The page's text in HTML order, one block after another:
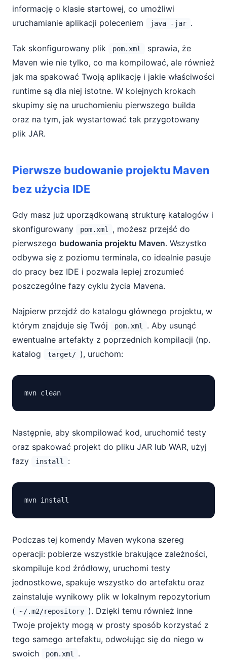
informację o klasie startowej, co umożliwi
uruchamianie aplikacji poleceniem
java -jar .
Tak skonfigurowany plik pom.xml
sprawia, że
Maven wie nie tylko, co ma kompilować, ale również
jak ma spakować Twoją aplikację i jakie właściwości
runtime są dla niej istotne. W kolejnych krokach
skupimy się na uruchomieniu pierwszego builda
oraz na tym, jak wystartować tak przygotowany
plik JAR.
Pierwsze budowanie projektu Maven
bez użycia IDE
Gdy masz już uporządkowaną strukturę katalogów i
skonfigurowany
pom.xml
, możesz przejść do
pierwszego budowania projektu Maven. Wszystko
odbywa się z poziomu terminala, co idealnie pasuje
do pracy bez IDE i pozwala lepiej zrozumieć
poszczególne fazy cyklu życia Mavena.
Najpierw przejdź do katalogu głównego projektu, w
którym znajduje się Twój
pom.xml
. Aby usunąć
ewentualne artefakty z poprzednich kompilacji (np.
katalog
target/ ), uruchom:
Następnie, aby skompilować kod, uruchomić testy
oraz spakować projekt do pliku JAR lub WAR, użyj
fazy
install :
Podczas tej komendy Maven wykona szereg
operacji: pobierze wszystkie brakujące zależności,
skompiluje kod źródłowy, uruchomi testy
jednostkowe, spakuje wszystko do artefaktu oraz
zainstaluje wynikowy plik w lokalnym repozytorium
( ~/.m2/repository ). Dzięki temu również inne
Twoje projekty mogą w prosty sposób korzystać z
tego samego artefaktu, odwołując się do niego w
swoich
pom.xml .